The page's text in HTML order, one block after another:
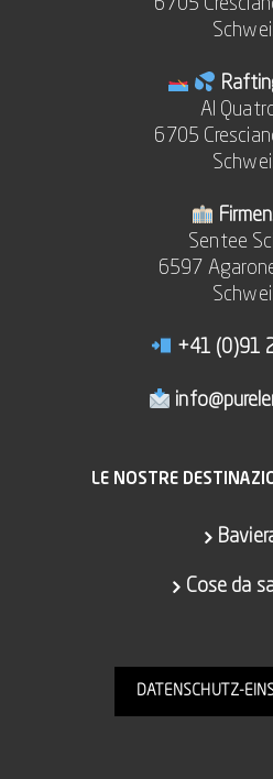
6705
Al
6705
Sentee
6597
+41 (0)91
LE NOSTRE
Cose da
DATENSCHUTZ-